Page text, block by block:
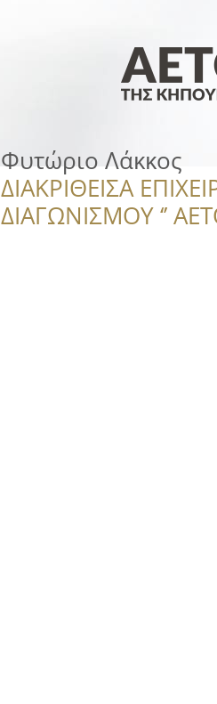
Φυτώριο Λάκκος
ΔΙΑΚΡΙΘΕΙΣΑ
ΔΙΑΓΩΝΙΣΜΟΥ ‘’